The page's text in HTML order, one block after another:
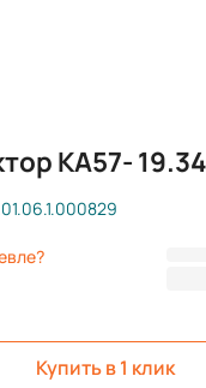
Редуктор KA57-
Купить в 1 клик